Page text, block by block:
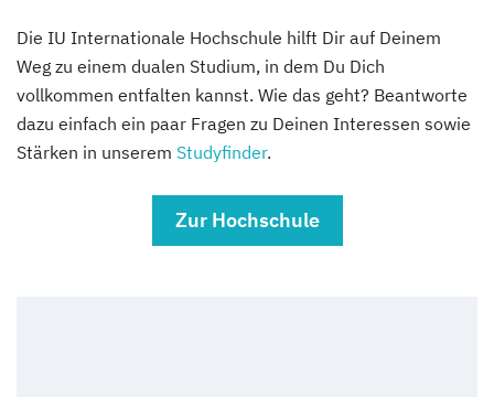
Die IU Internationale Hochschule hilft Dir auf Deinem
Weg zu einem dualen Studium, in dem Du Dich
vollkommen entfalten kannst. Wie das geht? Beantworte
dazu einfach ein paar Fragen zu Deinen Interessen sowie
Stärken in unserem Studyfinder.
Zur Hochschule